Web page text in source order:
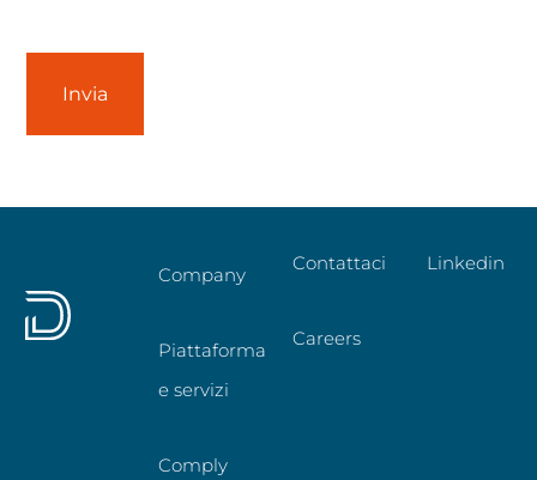
Company
Piattaforma
e servizi
Comply
Contattaci
Careers
Linkedin